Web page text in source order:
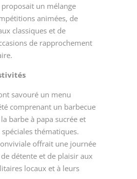
proposait un mélange
animées, de
classiques et de
de rapprochement
savouré un menu
comprenant un barbecue
barbe à papa sucrée et
thématiques.
offrait une journée
détente et de plaisir aux
locaux et à leurs